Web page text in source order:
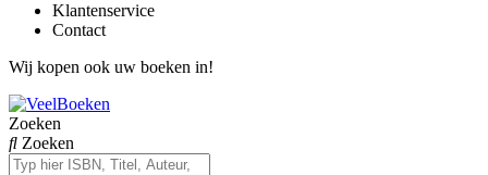
Klantenservice
Contact
Wij kopen ook uw boeken in!
Zoeken
Zoeken